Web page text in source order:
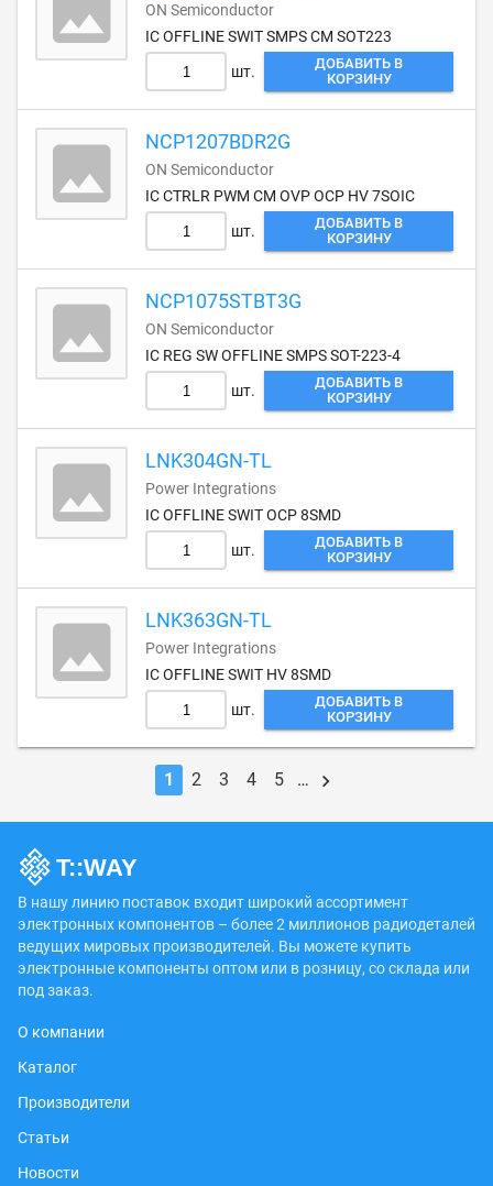
ON Semiconductor
IC OFFLINE SWIT SMPS CM SOT223
шт.
ДОБАВИТЬ В
КОРЗИНУ
NCP1207BDR2G
ON Semiconductor
IC CTRLR PWM CM OVP OCP HV 7SOIC
шт.
ДОБАВИТЬ В
КОРЗИНУ
NCP1075STBT3G
ON Semiconductor
IC REG SW OFFLINE SMPS SOT-223-4
шт.
ДОБАВИТЬ В
КОРЗИНУ
LNK304GN-TL
Power Integrations
IC OFFLINE SWIT OCP 8SMD
шт.
ДОБАВИТЬ В
КОРЗИНУ
LNK363GN-TL
Power Integrations
IC OFFLINE SWIT HV 8SMD
шт.
ДОБАВИТЬ В
КОРЗИНУ
1 2 3 4 5 …
В нашу линию поставок входит широкий ассортимент
электронных компонентов – более 2 миллионов радиодеталей
ведущих мировых производителей. Вы можете купить
электронные компоненты оптом или в розницу, со склада или
под заказ.
О компании
Каталог
Производители
Статьи
Новости